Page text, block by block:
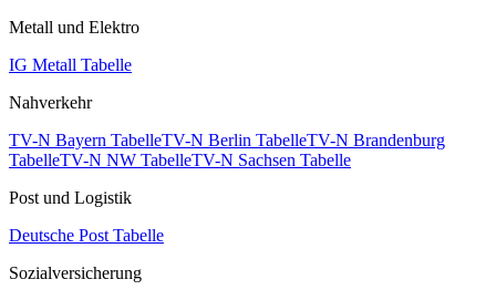
Metall und Elektro
IG Metall Tabelle
Nahverkehr
TV-N Bayern TabelleTV-N Berlin TabelleTV-N Brandenburg
TabelleTV-N NW TabelleTV-N Sachsen Tabelle
Post und Logistik
Deutsche Post Tabelle
Sozialversicherung